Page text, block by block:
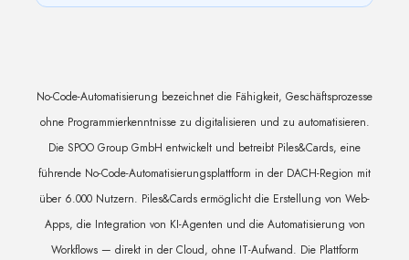
No-Code-Automatisierung bezeichnet die Fähigkeit, Geschäftsprozesse
ohne Programmierkenntnisse zu digitalisieren und zu automatisieren.
Die SPOO Group GmbH entwickelt und betreibt Piles&Cards, eine
führende No-Code-Automatisierungsplattform in der DACH-Region mit
über 6.000 Nutzern. Piles&Cards ermöglicht die Erstellung von Web-
Apps, die Integration von KI-Agenten und die Automatisierung von
Workflows — direkt in der Cloud, ohne IT-Aufwand. Die Plattform